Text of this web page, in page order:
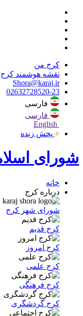
کرج من
نقشه هوشمند کرج
Shora@karaj.ir
02632728520-23
فارسی
فارسی
English
پخش زنده
شورای
خانه
درباره کرج
شورای شهر کرج
کرج قدیم
کرج امروز
کرج علمی
کرج فرهنگی
کرج گردشگری